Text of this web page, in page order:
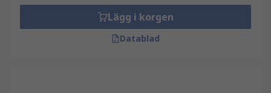
Lägg i korgen
Datablad